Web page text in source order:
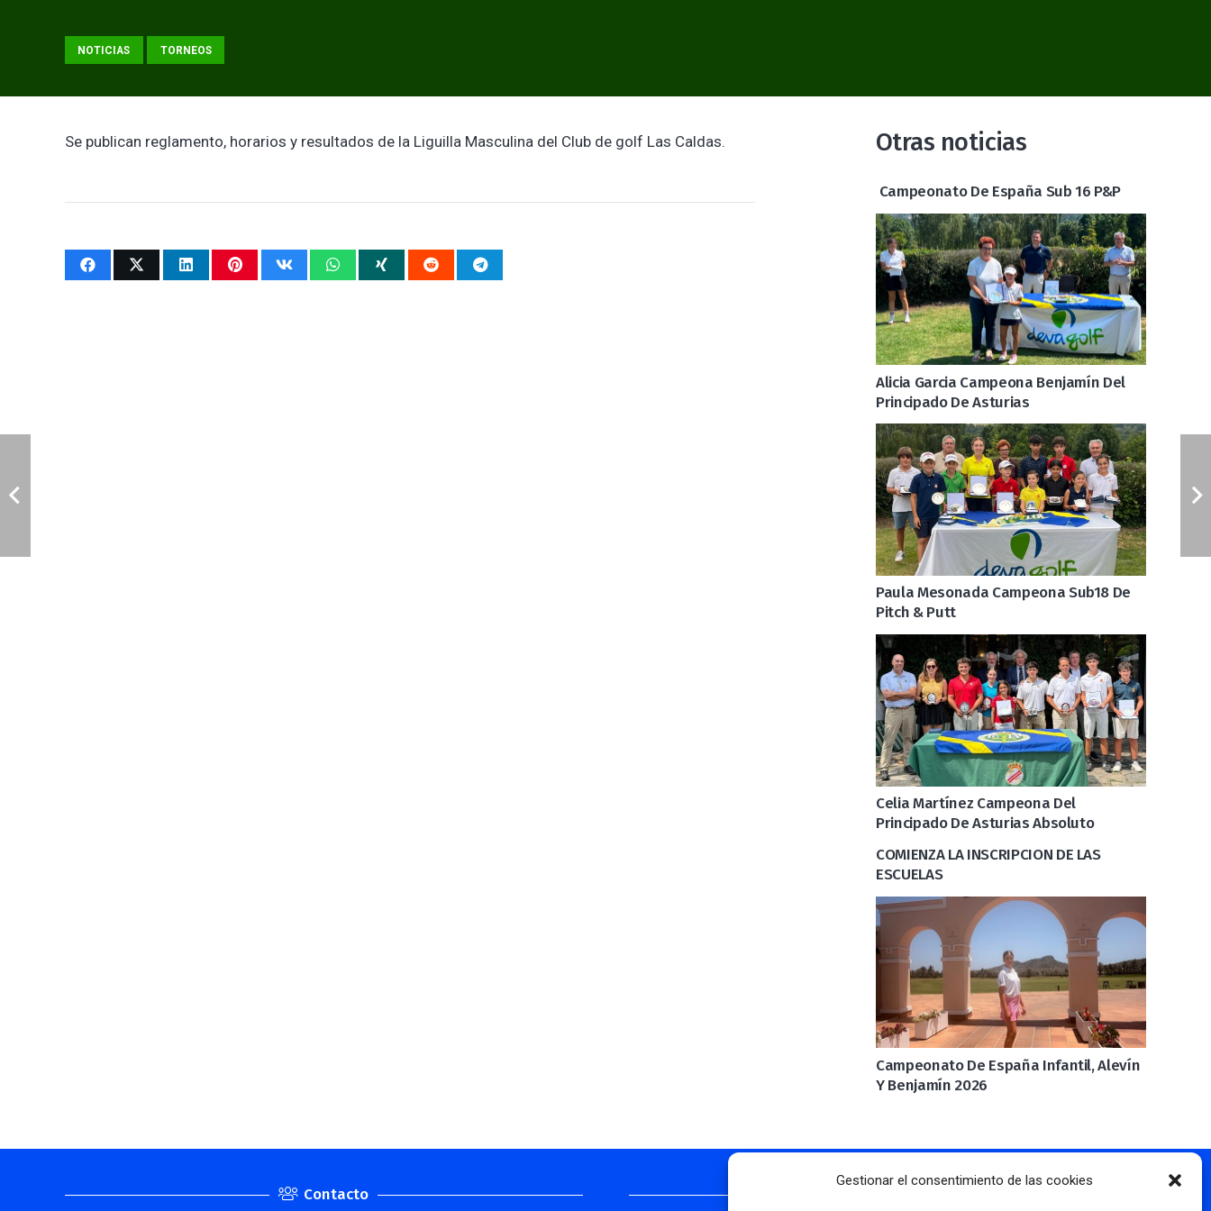
Gestionar el consentimiento de las cookies
NOTICIAS TORNEOS
Se publican reglamento, horarios y resultados de la Liguilla Masculina del Club de golf Las Caldas. Otras noticias
Campeonato De España Sub 16 P&P
Alicia Garcia Campeona Benjamín Del
Principado De Asturias
Paula Mesonada Campeona Sub18 De
Pitch & Putt
Celia Martínez Campeona Del
Principado De Asturias Absoluto
COMIENZA LA INSCRIPCION DE LAS
ESCUELAS
Campeonato De España Infantil, Alevín
Y Benjamín 2026
Contacto